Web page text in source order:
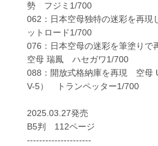
勢 フジミ1/700
062：日本空母独特の迷彩を再
ットロード1/700
076：日本空母の迷彩を筆塗り
空母 瑞鳳 ハセガワ1/700
088：開放式格納庫を再現 空母
V-5） トランペッター1/700
2025.03.27発売
B5判 112ページ
---------------------